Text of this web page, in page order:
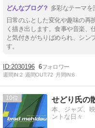
多彩なテーマ
日常のふとした変化や趣味の再
く描き出します。食事や音楽、
と気付きがちりばめられ、シン
す。
2030196 6
週間IN:2 週間OUT:72 月間IN:6
10 せどり氏の
本、ジャズ、
ントな日々